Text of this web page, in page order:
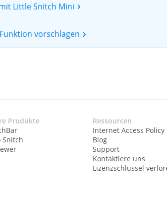
Little Snitch Mini
vorschlagen
Produkte
Snitch
Ressourcen
Internet Access Policy
Blog
Support
Kontaktiere uns
Lizenzschlüssel